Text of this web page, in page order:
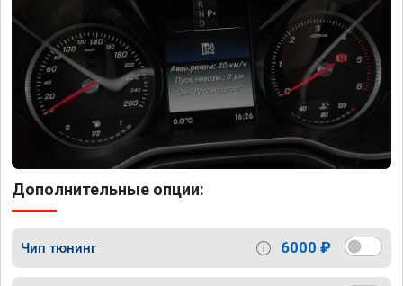
Дополнительные опции:
Чип тюнинг 6000 ₽